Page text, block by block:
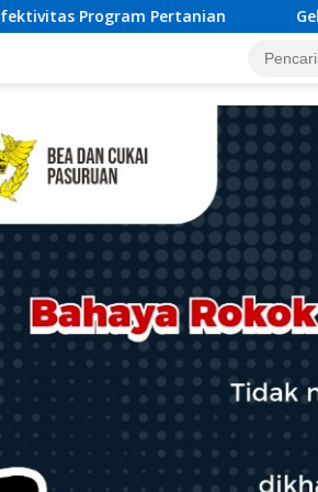
Gelar Leadership Forum, IKA Unhas